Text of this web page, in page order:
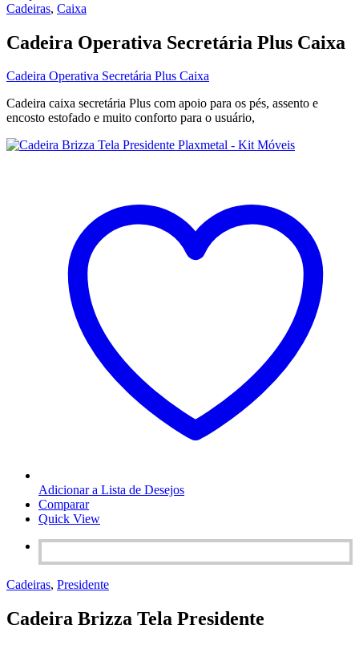
Cadeiras, Caixa
Cadeira Operativa Secretária Plus Caixa
Cadeira Operativa Secretária Plus Caixa
Cadeira caixa secretária Plus com apoio para os pés, assento e
encosto estofado e muito conforto para o usuário,
Adicionar a Lista de Desejos
Comparar
Quick View
Cadeiras, Presidente
Cadeira Brizza Tela Presidente